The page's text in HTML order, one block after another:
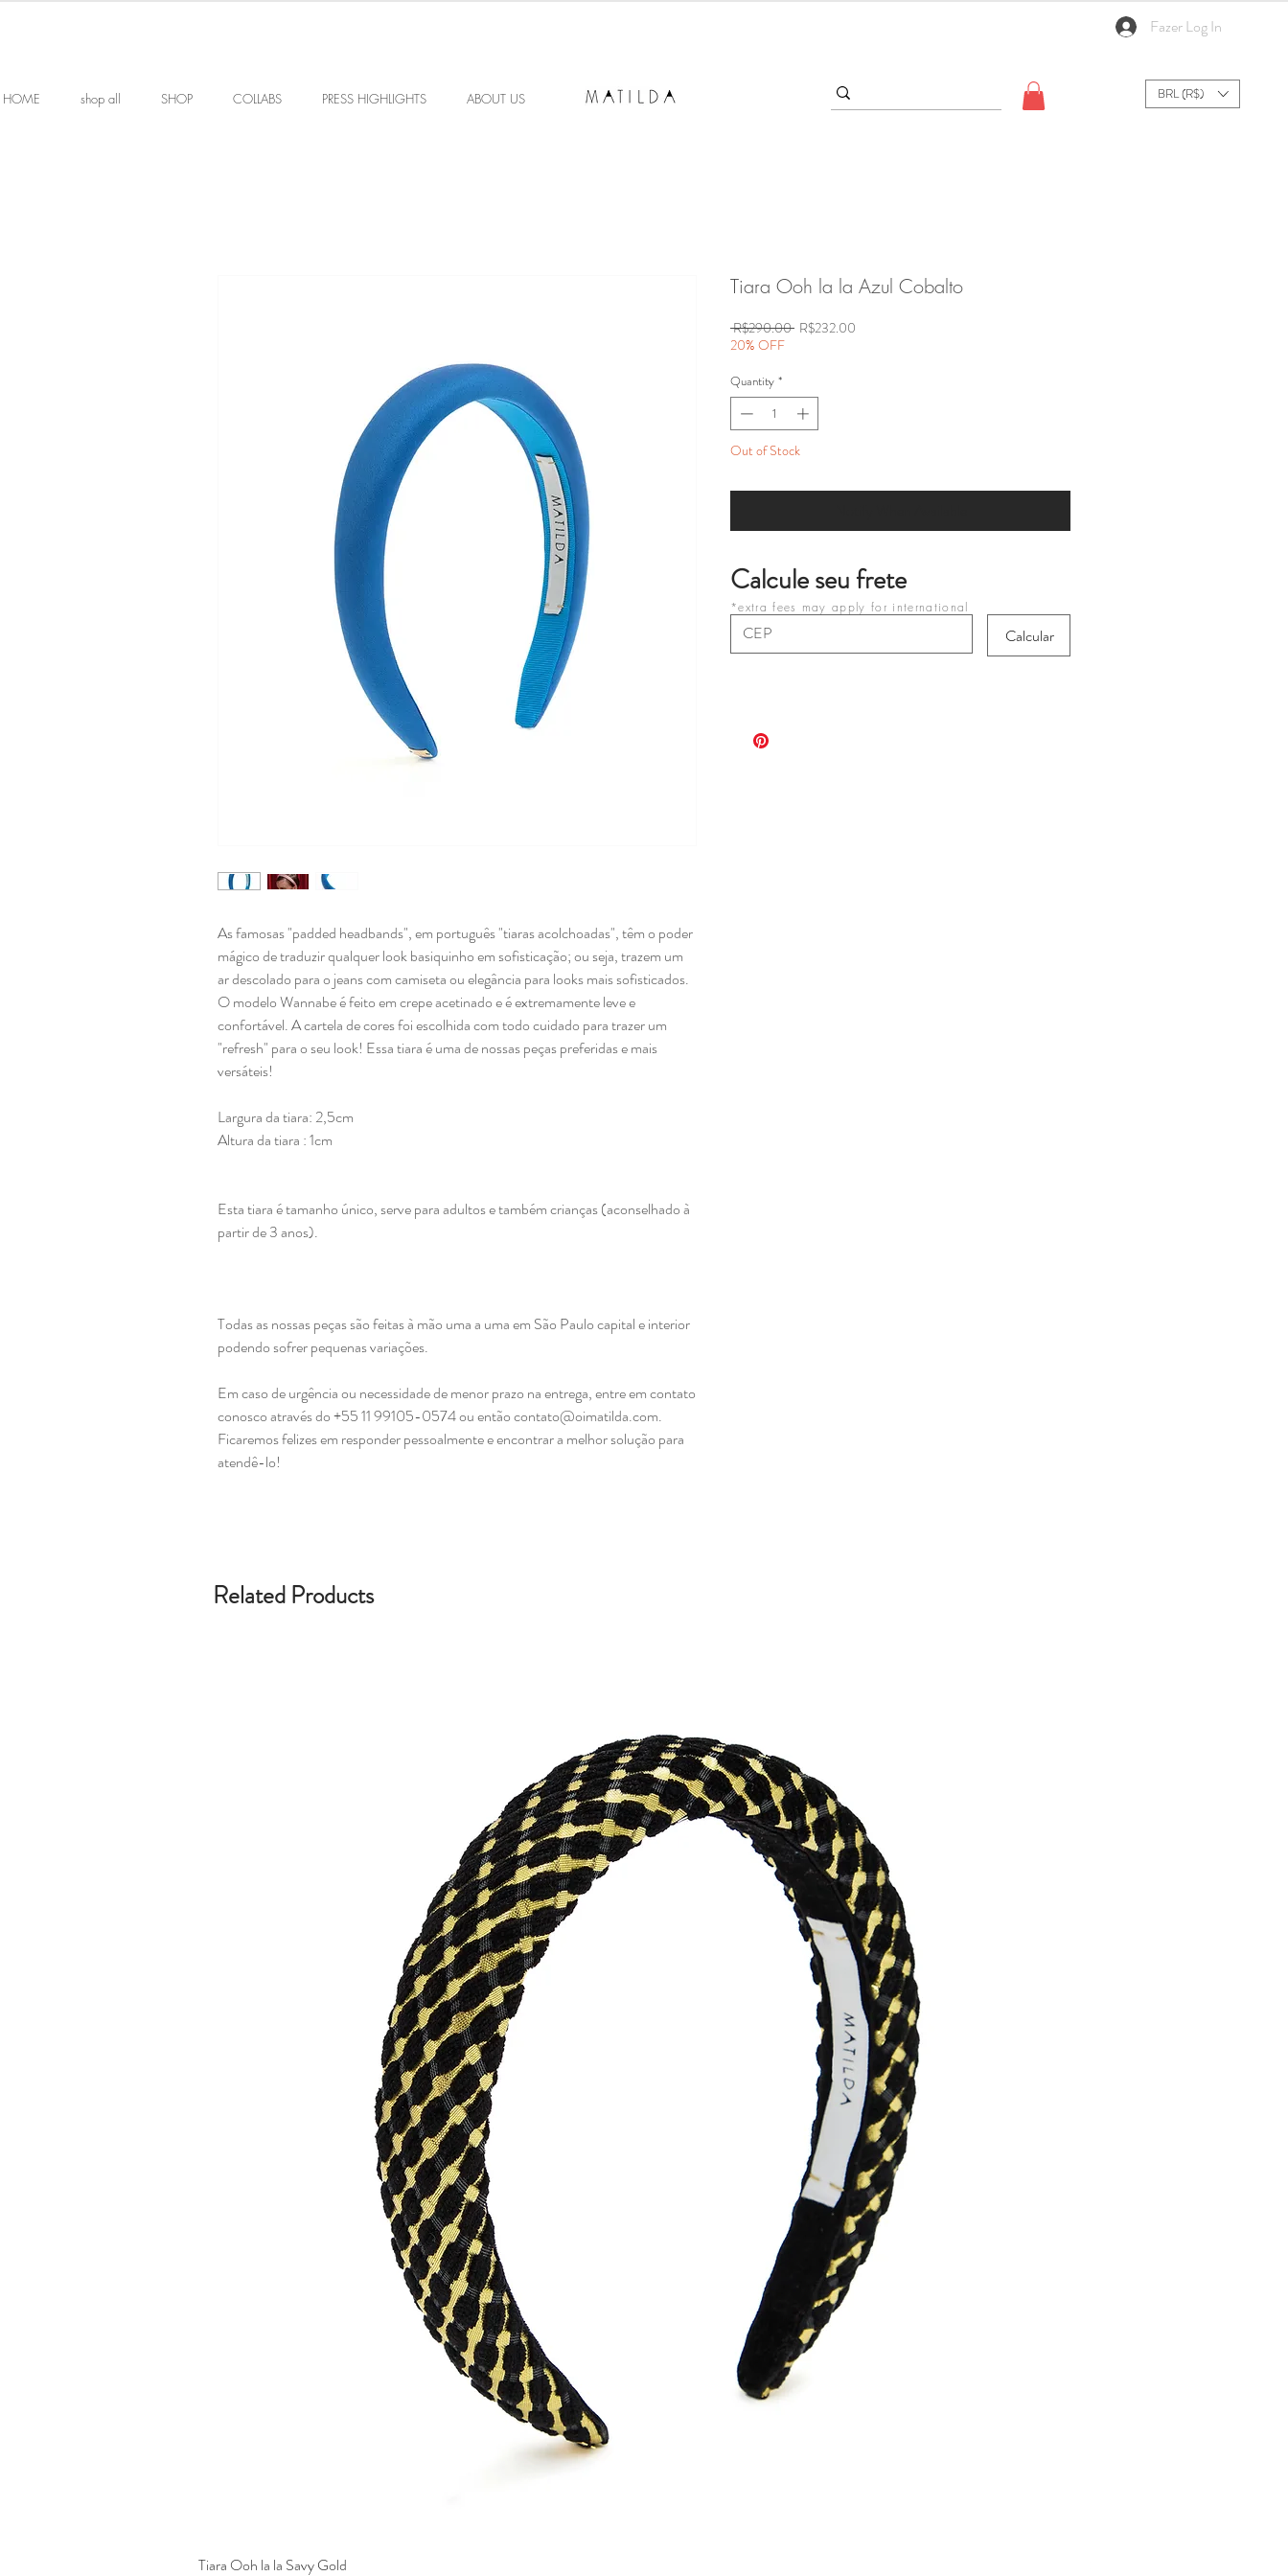
Fazer Log In
HOME shop all SHOP COLLABS PRESS HIGHLIGHTS ABOUT US BRL (R$)
*extra fees may apply for international
purchases on your checkout
As famosas "padded headbands", em português "tiaras acolchoadas", têm o poder
mágico de traduzir qualquer look basiquinho em sofisticação; ou seja, trazem um
ar descolado para o jeans com camiseta ou elegância para looks mais sofisticados.
O modelo Wannabe é feito em crepe acetinado e é extremamente leve e
confortável. A cartela de cores foi escolhida com todo cuidado para trazer um
"refresh" para o seu look! Essa tiara é uma de nossas peças preferidas e mais
versáteis!
Largura da tiara: 2,5cm
Altura da tiara : 1cm
Esta tiara é tamanho único, serve para adultos e também crianças (aconselhado à
partir de 3 anos).
Todas as nossas peças são feitas à mão uma a uma em São Paulo capital e interior
podendo sofrer pequenas variações.
Em caso de urgência ou necessidade de menor prazo na entrega, entre em contato
conosco através do +55 11 99105-0574 ou então contato@oimatilda.com.
Ficaremos felizes em responder pessoalmente e encontrar a melhor solução para
atendê-lo!
Tiara Ooh la la Azul Cobalto
R$290.00 Regular
R$232.00
20% OFF
Quantity *
Out of Stock
Calcule seu frete
Calcular
Related Products
Tiara Ooh la la Savy Gold